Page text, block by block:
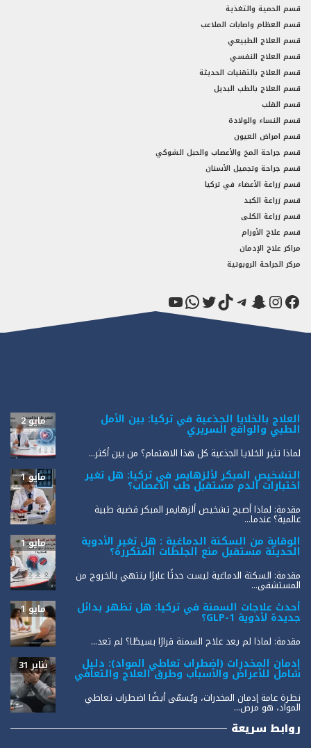
قسم الحمية والتغذية
قسم العظام واصابات الملاعب
قسم العلاج الطبيعي
قسم العلاج النفسي
قسم العلاج بالتقنيات الحديثة
قسم العلاج بالطب البديل
قسم القلب
قسم النساء والولادة
قسم امراض العيون
قسم جراحة المخ والأعصاب والحبل الشوكي
قسم جراحة وتجميل الأسنان
قسم زراعة الأعضاء في تركيا
قسم زراعة الكبد
قسم زراعة الكلى
قسم علاج الأورام
مراكز علاج الإدمان
مركز الجراحة الروبوتية
فيسبوك
إنستجرام
سناب شاتتيليجرام
تيك توكتويترواتساب
يوتيوب
العلاج بالخلايا الجذعية في تركيا: بين الأمل
الطبي والواقع السريري
مايو 2
لماذا تثير الخلايا الجذعية كل هذا الاهتمام؟ من بين أكثر...
التشخيص المبكر لألزهايمر في تركيا: هل تغير
اختبارات الدم مستقبل طب الأعصاب؟
مايو 1
مقدمة: لماذا أصبح تشخيص ألزهايمر المبكر قضية طبية
عالمية؟ عندما...
الوقاية من السكتة الدماغية : هل تغير الأدوية
الحديثة مستقبل منع الجلطات المتكررة؟
مايو 1
مقدمة: السكتة الدماغية ليست حدثًا عابرًا ينتهي بالخروج من
المستشفى...
أحدث علاجات السمنة في تركيا: هل تظهر بدائل
جديدة لأدوية GLP-1؟
مايو 1
مقدمة: لماذا لم يعد علاج السمنة قرارًا بسيطًا؟ لم تعد...
إدمان المخدرات (اضطراب تعاطي المواد): دليل
شامل للأعراض والأسباب وطرق العلاج والتعافي
يناير 31
نظرة عامة إدمان المخدرات، ويُسمّى أيضًا اضطراب تعاطي
المواد، هو مرض...
روابط سريعة